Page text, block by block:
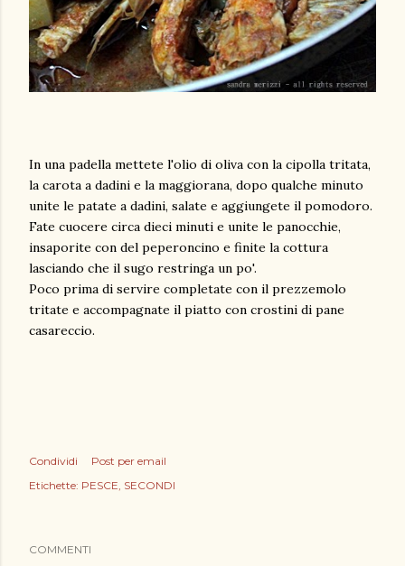
In una padella mettete l'olio di oliva con la cipolla tritata,
la carota a dadini e la maggiorana, dopo qualche minuto
unite le patate a dadini, salate e aggiungete il pomodoro.
Fate cuocere circa dieci minuti e unite le panocchie,
insaporite con del peperoncino e finite la cottura
lasciando che il sugo restringa un po'.
Poco prima di servire completate con il prezzemolo
tritate e accompagnate il piatto con crostini di pane
casareccio.
Condividi
Post per email
Etichette: PESCE SECONDI
COMMENTI